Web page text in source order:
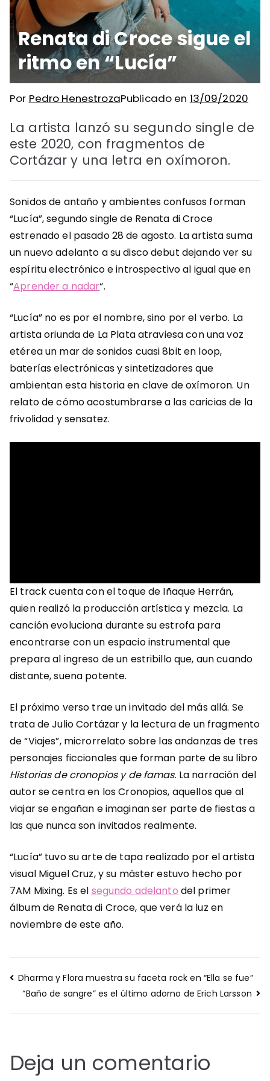
Renata di Croce sigue el
ritmo en “Lucía”
Por Pedro HenestrozaPublicado en 13/09/2020
La artista lanzó su segundo single de
este 2020, con fragmentos de
Cortázar y una letra en oxímoron.
Sonidos de antaño y ambientes confusos forman
“Lucía”, segundo single de Renata di Croce
estrenado el pasado 28 de agosto. La artista suma
un nuevo adelanto a su disco debut dejando ver su
espíritu electrónico e introspectivo al igual que en
“Aprender a nadar“.
“Lucía” no es por el nombre, sino por el verbo. La
artista oriunda de La Plata atraviesa con una voz
etérea un mar de sonidos cuasi 8bit en loop,
baterías electrónicas y sintetizadores que
ambientan esta historia en clave de oxímoron. Un
relato de cómo acostumbrarse a las caricias de la
frivolidad y sensatez.
El track cuenta con el toque de Iñaque Herrán,
quien realizó la producción artística y mezcla. La
canción evoluciona durante su estrofa para
encontrarse con un espacio instrumental que
prepara al ingreso de un estribillo que, aun cuando
distante, suena potente.
El próximo verso trae un invitado del más allá. Se
trata de Julio Cortázar y la lectura de un fragmento
de “Viajes”, microrrelato sobre las andanzas de tres
personajes ficcionales que forman parte de su libro
Historias de cronopios y de famas. La narración del
autor se centra en los Cronopios, aquellos que al
viajar se engañan e imaginan ser parte de fiestas a
las que nunca son invitados realmente.
“Lucía” tuvo su arte de tapa realizado por el artista
visual Miguel Cruz, y su máster estuvo hecho por
7AM Mixing. Es el segundo adelanto del primer
álbum de Renata di Croce, que verá la luz en
noviembre de este año.
Navegación
de
Dharma y Flora muestra su faceta rock en “Ella se fue”
“Baño de sangre” es el último adorno de Erich Larsson
Deja un comentario